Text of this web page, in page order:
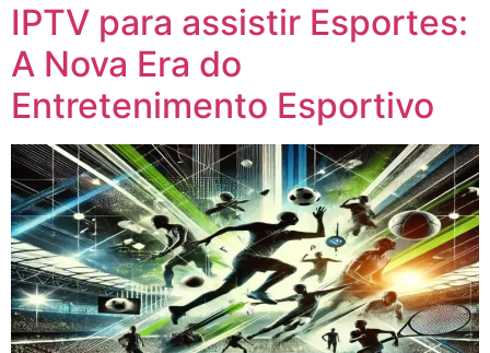
IPTV para assistir Esportes:
A Nova Era do
Entretenimento Esportivo